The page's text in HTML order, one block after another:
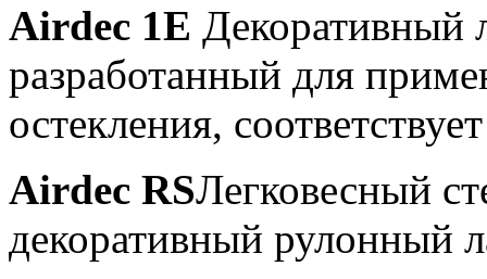
Airdec 1E Декоративный
разработанный для
остекления,
Airdec RSЛегковесный
декоративный рулонный